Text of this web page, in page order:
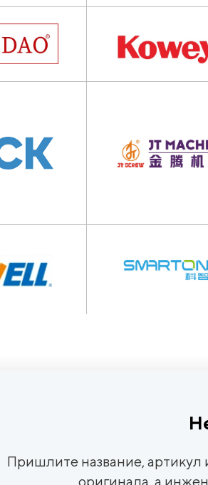
Пришлите название, артикул
оригинала, а